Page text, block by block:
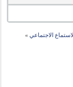
الاجتماعي »